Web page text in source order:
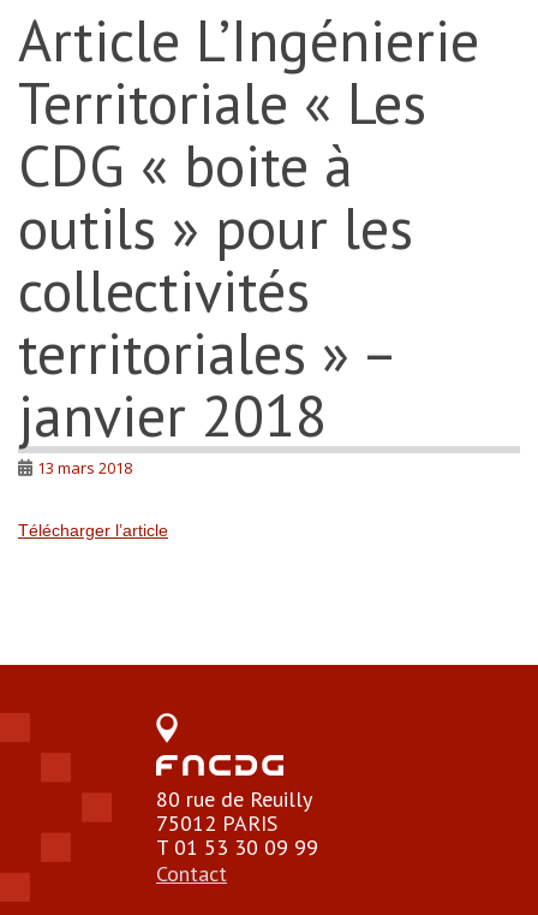
Article L’Ingénierie
Territoriale « Les
CDG « boite à
outils » pour les
collectivités
territoriales » –
janvier 2018
13 mars 2018
Télécharger l’article
80 rue de Reuilly
75012 PARIS
T 01 53 30 09 99
Contact